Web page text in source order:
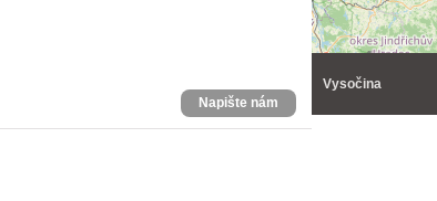
Napište nám
Vysočina